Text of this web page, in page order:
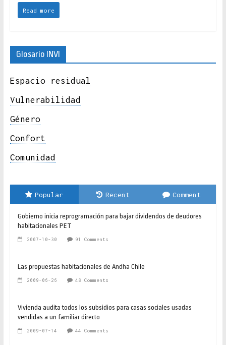
Read more
Glosario INVI
Espacio residual
Vulnerabilidad
Género
Confort
Comunidad
Popular Recent Comment
Gobierno inicia reprogramación para bajar dividendos de deudores
habitacionales PET
2007-10-30 91 Comments
Las propuestas habitacionales de Andha Chile
2009-06-26 48 Comments
Vivienda audita todos los subsidios para casas sociales usadas
vendidas a un familiar directo
2009-07-14 44 Comments